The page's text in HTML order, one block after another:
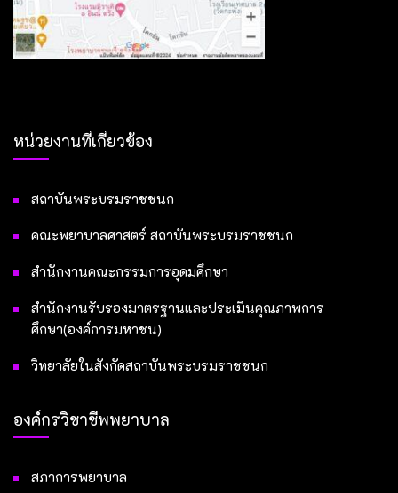
หน่วยงานที่เกี่ยวข้อง
สถาบันพระบรมราชชนก
คณะพยาบาลศาสตร์ สถาบันพระบรมราชชนก
สำนักงานคณะกรรมการอุดมศึกษา
สำนักงานรับรองมาตรฐานและประเมินคุณภาพการ
ศึกษา(องค์การมหาชน)
วิทยาลัยในสังกัดสถาบันพระบรมราชชนก
องค์กรวิชาชีพพยาบาล
สภาการพยาบาล